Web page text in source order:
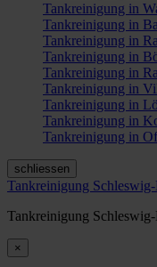
Tankreinigung in
Tankreinigung in
Tankreinigung in
Tankreinigung in
Tankreinigung in
Tankreinigung in
Tankreinigung in
Tankreinigung in
Tankreinigung in
schliessen
Tankreinigung
Tankreinigung
×